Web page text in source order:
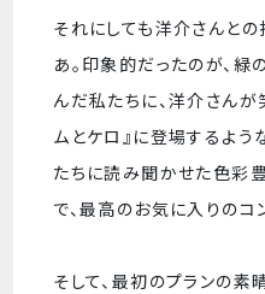
それにしても洋介さんと
あ。印象的だったのが、
んだ私たちに、洋介さんが
ムとケロ』に登場するよう
たちに読み聞かせた色彩
で、最高のお気に入りのコ
そして、最初のプランの素